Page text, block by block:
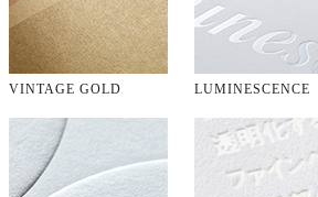
VINTAGE GOLD LUMINESCENCE